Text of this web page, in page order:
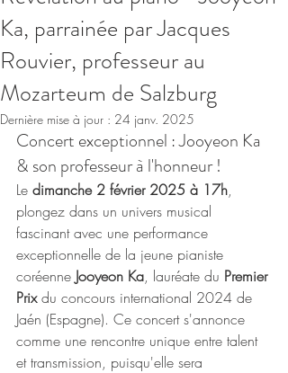
Ka, parrainée par Jacques
Rouvier, professeur au
Mozarteum de Salzburg
Dernière mise à jour : 24 janv. 2025
Concert exceptionnel : Jooyeon Ka
& son professeur à l'honneur !
Le dimanche 2 février 2025 à 17h,
plongez dans un univers musical
fascinant avec une performance
exceptionnelle de la jeune pianiste
coréenne Jooyeon Ka, lauréate du Premier
Prix du concours international 2024 de
Jaén (Espagne). Ce concert s'annonce
comme une rencontre unique entre talent
et transmission, puisqu'elle sera